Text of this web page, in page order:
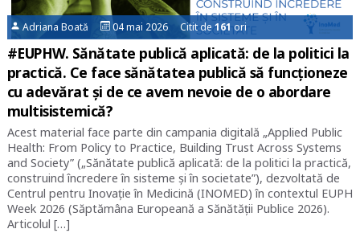
Adriana Boată 04 mai 2026 Citit de161ori
#EUPHW. Sănătate publică aplicată: de la politici la
practică. Ce face sănătatea publică să funcționeze
cu adevărat și de ce avem nevoie de o abordare
multisistemică?
Acest material face parte din campania digitală „Applied Public
Health: From Policy to Practice, Building Trust Across Systems
and Society” („Sănătate publică aplicată: de la politici la practică,
construind încredere în sisteme și în societate”), dezvoltată de
Centrul pentru Inovație în Medicină (INOMED) în contextul EUPH
Week 2026 (Săptămâna Europeană a Sănătății Publice 2026).
Articolul […]